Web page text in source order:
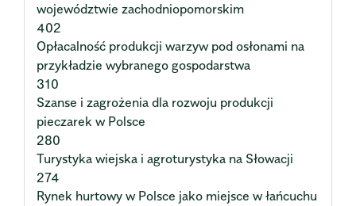
województwie zachodniopomorskim
402
Opłacalność produkcji warzyw pod osłonami na
przykładzie wybranego gospodarstwa
310
Szanse i zagrożenia dla rozwoju produkcji
pieczarek w Polsce
280
Turystyka wiejska i agroturystyka na Słowacji
274
Rynek hurtowy w Polsce jako miejsce w łańcuchu